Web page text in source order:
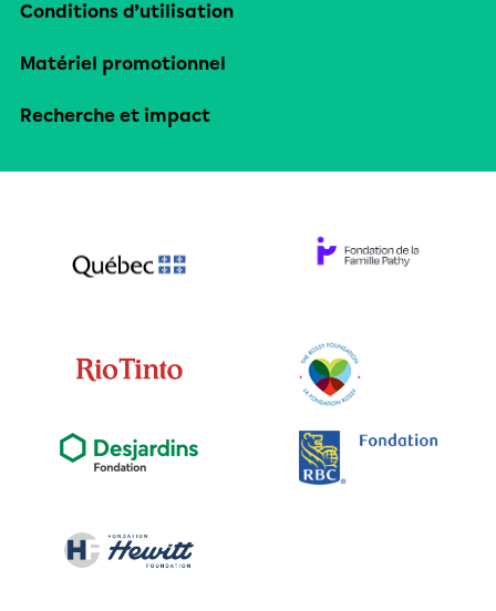
Conditions d’utilisation
Matériel promotionnel
Recherche et impact